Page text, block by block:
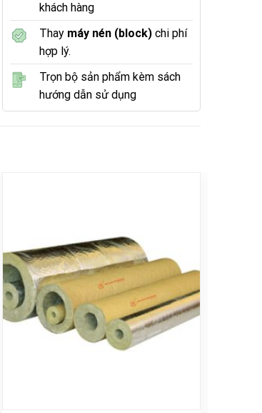
khách hàng
Thaymáy nén (block)chi phí
hợp lý.
Trọn bộ sản phẩm kèm sách
hướng dẫn sử dụng